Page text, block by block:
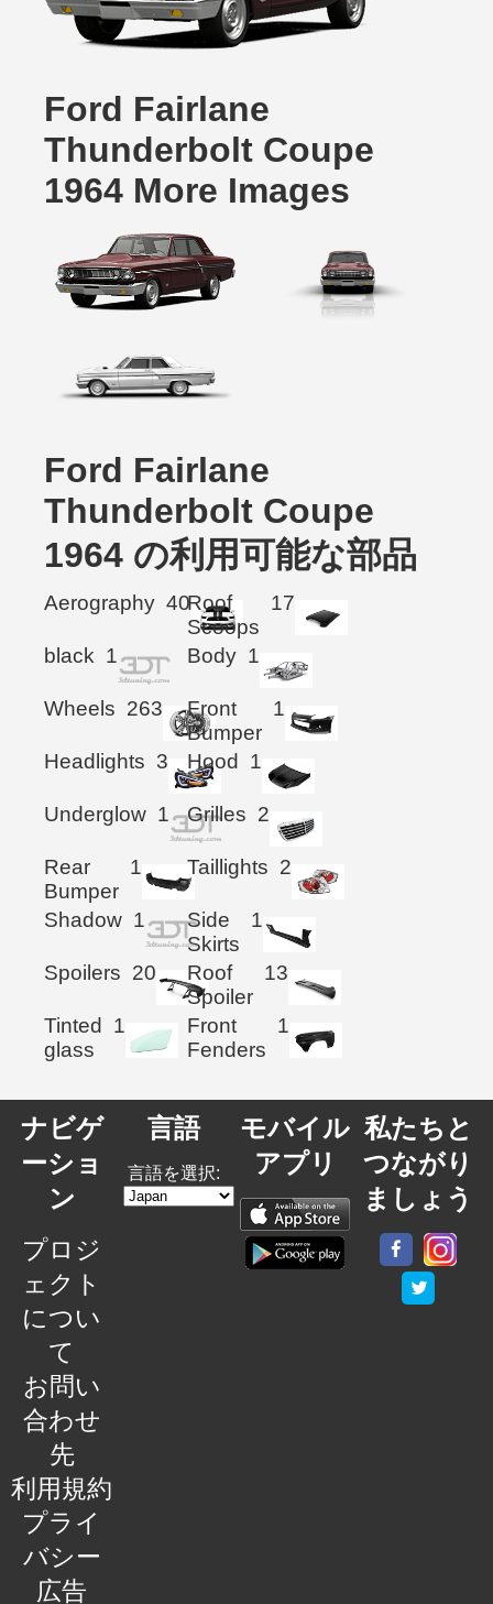
Ford Fairlane
Thunderbolt Coupe
1964 More Images
Ford Fairlane
Thunderbolt Coupe
1964 の利用可能な部品
Aerography 40Roof
Scoops
17
black 1 Body 1
Wheels 263
Front
Bumper
1
Headlights 3 Hood 1
Underglow 1 Grilles 2
Rear
Bumper
1 Taillights 2
Shadow 1
Side
Skirts
1
Spoilers 20
Roof
Spoiler
13
Tinted
glass
1
Front
Fenders
1
ナビゲ
ーショ
ン
プロジ
ェクト
につい
て
お問い
合わせ
先
利用規約
プライ
バシー
広告
言語
言語を選択:
モバイル
アプリ
私たちと
つながり
ましょう